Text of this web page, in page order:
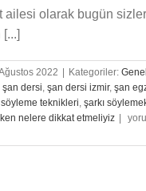
ailesi olarak bugün
2022 Kategoriler: Genel
dersi, şan dersi izmir, şan
söyleme teknikleri, şarkı
nelere dikkat etmeliyiz
Şarkı
İçin